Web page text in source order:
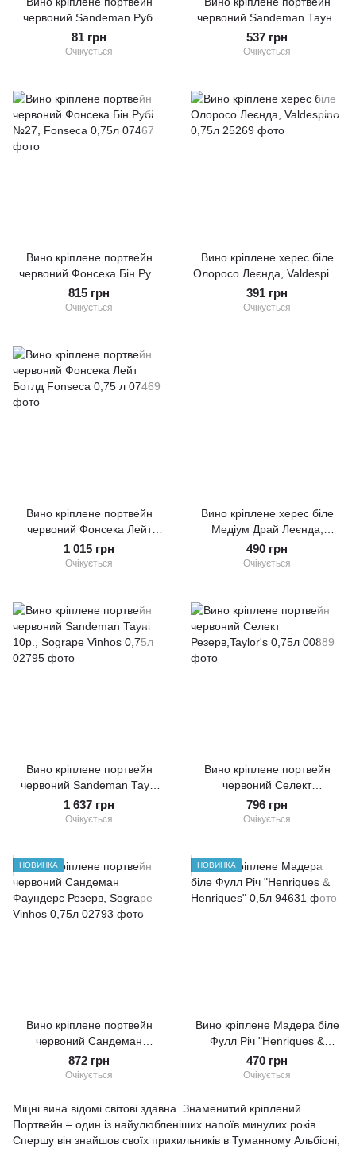
червоний Sandeman Рубі
Sogrape Vinhos 0,05
81 грн
Очікується
червоний Sandeman Тауні,
Sogrape Vinhos 0,75л
537 грн
Очікується
Вино кріплене портвейн
червоний Фонсека Бін Рубі
№27, Fonseca 0,75л
815 грн
Очікується
Вино кріплене херес біле
Олоросо Леєнда, Valdespino
0,75л
391 грн
Очікується
Вино кріплене портвейн
червоний Фонсека Лейт
Ботлд Fonseca 0,75 л
1 015 грн
Очікується
Вино кріплене херес біле
Медіум Драй Леєнда,
Valdespino 0,75л
490 грн
Очікується
Вино кріплене портвейн
червоний Sandeman Тауні
10р., Sogrape Vinhos 0,75л
1 637 грн
Очікується
Вино кріплене портвейн
червоний Селект
Резерв,Taylor's 0,75л
796 грн
Очікується
НОВИНКА
Вино кріплене портвейн
червоний Сандеман
Фаундерс Резерв, Sogrape
Vinhos 0,75л
872 грн
Очікується
НОВИНКА
Вино кріплене Мадера біле
Фулл Річ "Henriques &
Henriques" 0,5л
470 грн
Очікується
Міцні вина відомі світові здавна. Знаменитий кріплений
Портвейн – один із найулюбленіших напоїв минулих років.
Спершу він знайшов своїх прихильників в Туманному Альбіоні,